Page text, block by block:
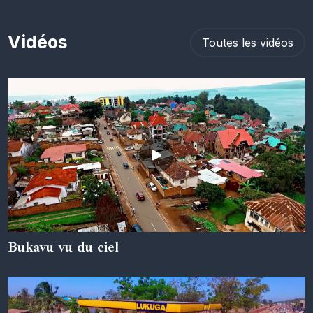
Vidéos Toutes les vidéos
05 juin 2024
Bukavu vu du ciel